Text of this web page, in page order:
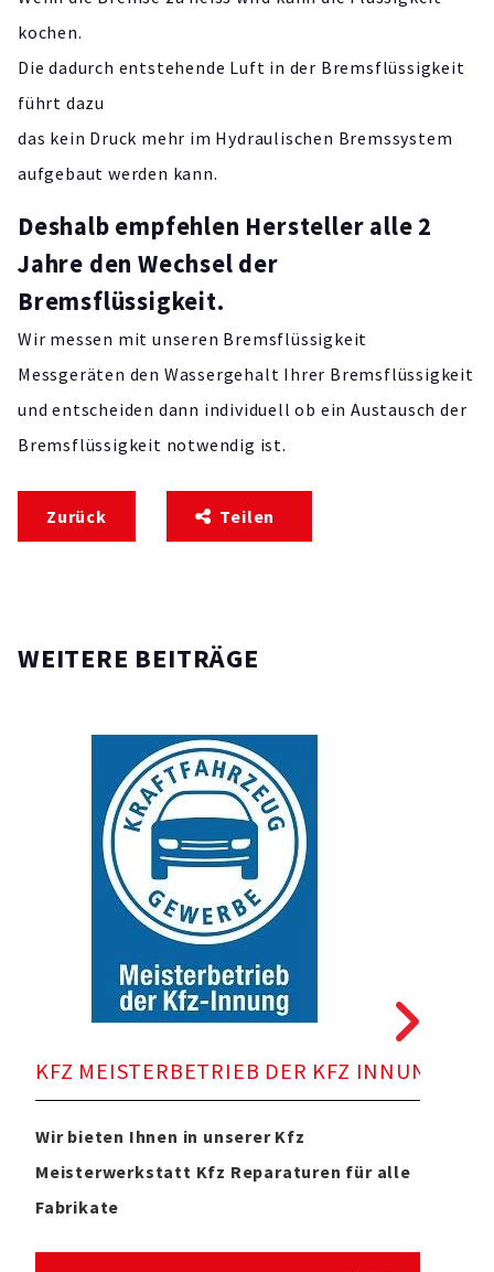
kochen.
Die dadurch entstehende Luft in der Bremsflüssigkeit
führt dazu
das kein Druck mehr im Hydraulischen Bremssystem
aufgebaut werden kann.
Deshalb empfehlen Hersteller alle 2
Jahre den Wechsel der
Bremsflüssigkeit.
Wir messen mit unseren Bremsflüssigkeit
Messgeräten den Wassergehalt Ihrer Bremsflüssigkeit
und entscheiden dann individuell ob ein Austausch der
Bremsflüssigkeit notwendig ist.
Zurück Teilen
WEITERE BEITRÄGE
KFZ MEISTERBETRIEB DER KFZ INNUNG
Wir bieten Ihnen in unserer Kfz
Meisterwerkstatt Kfz Reparaturen für alle
Fabrikate